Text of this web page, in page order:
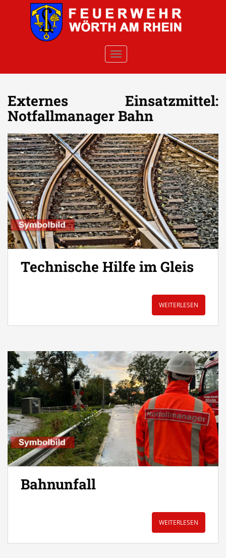
Skip to main content
TOGGLE NAVIGATION
Externes Einsatzmittel:
Notfallmanager Bahn
Technische Hilfe im Gleis
WEITERLESEN
Bahnunfall
WEITERLESEN